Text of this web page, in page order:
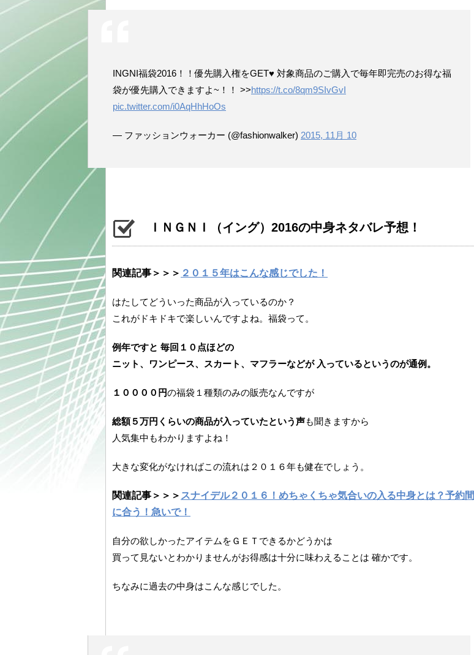
INGNI福袋2016！！優先購入権をGET♥ 対象商品のご購入で毎年即完売のお得な福
袋が優先購入できますよ~！！ >>https://t.co/8qm9SIvGvI
pic.twitter.com/i0AqHhHoOs
— ファッションウォーカー (@fashionwalker) 2015, 11月 10
ＩＮＧＮＩ（イング）2016の中身ネタバレ予想！
関連記事＞＞＞ ２０１５年はこんな感じでした！
はたしてどういった商品が入っているのか？
これがドキドキで楽しいんですよね。福袋って。
例年ですと 毎回１０点ほどの
ニット、ワンピース、スカート、マフラーなどが 入っているというのが通例。
１００００円の福袋１種類のみの販売なんですが
総額５万円くらいの商品が入っていたという声も聞きますから
人気集中もわかりますよね！
大きな変化がなければこの流れは２０１６年も健在でしょう。
関連記事＞＞＞ スナイデル２０１６！めちゃくちゃ気合いの入る中身とは？予約間
に合う！急いで！
自分の欲しかったアイテムをＧＥＴできるかどうかは
買って見ないとわかりませんがお得感は十分に味わえることは 確かです。
ちなみに過去の中身はこんな感じでした。